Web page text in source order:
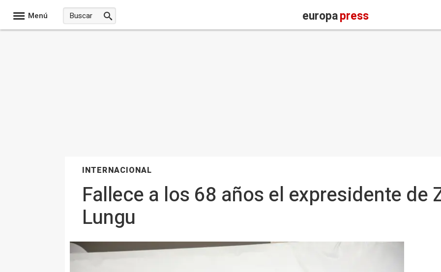
Menú europapress
INTERNACIONAL
Fallece a los 68 años el expresidente de
Lungu